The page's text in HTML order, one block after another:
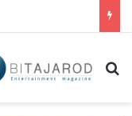
بحث عن